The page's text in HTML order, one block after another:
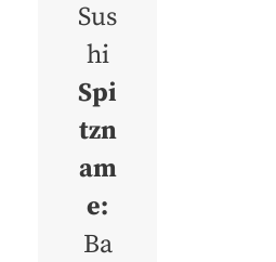
Sus
hi
Spi
tzn
am
e:
Ba